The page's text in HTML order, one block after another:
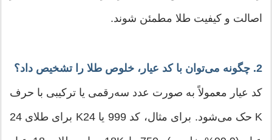
اصالت و کیفیت طلا مطمئن شوند.
2. چگونه می‌توان با کد عیار، خلوص طلا را تشخیص داد؟
کد عیار معمولاً به صورت عدد سه‌رقمی یا ترکیبی با حرف
K حک می‌شود. برای مثال، کد 999 یا K24 برای طلای 24